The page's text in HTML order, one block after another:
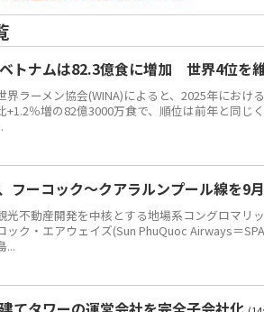
トナムは82.3億食に増加 世界4位を
界ラーメン協会(WINA)によると、2025年におけ
+1.2％増の82億3000万食で、順位は前年と同
フーコック～クアラルンプール線を9
光不動産開発を中核とする地場系コングロマリ
ック・エアウェイズ(Sun PhuQuoc Airways＝
...